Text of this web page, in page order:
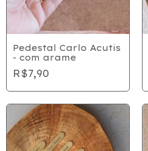
Pedestal Carlo Acutis
- com arame
R$7,90